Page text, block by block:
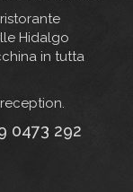
Hidalgo
in tutta
0473 292